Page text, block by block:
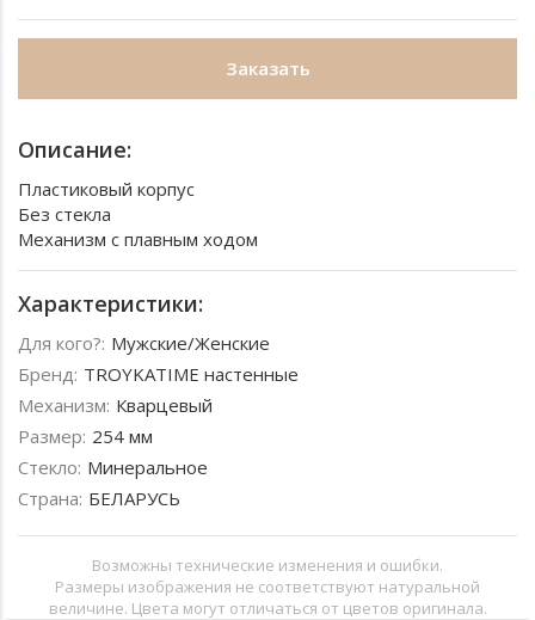
Заказать
Описание:
Пластиковый корпус
Без стекла
Механизм с плавным ходом
Характеристики:
Для кого?: Мужские/Женские
Бренд: TROYKATIME настенные
Механизм: Кварцевый
Размер: 254 мм
Стекло: Минеральное
Страна: БЕЛАРУСЬ
Возможны технические изменения и ошибки.
Размеры изображения не соответствуют натуральной
величине. Цвета могут отличаться от цветов оригинала.